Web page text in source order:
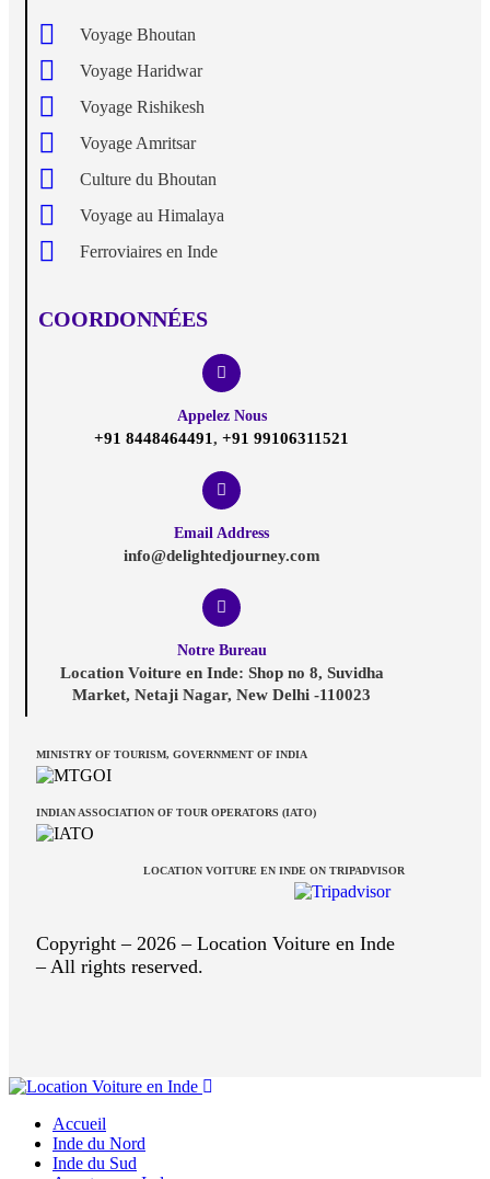
Voyage Bhoutan
Voyage Haridwar
Voyage Rishikesh
Voyage Amritsar
Culture du Bhoutan
Voyage au Himalaya
Ferroviaires en Inde
COORDONNÉES
Appelez Nous
+91 8448464491, +91 99106311521
Email Address
info@delightedjourney.com
Notre Bureau
Location Voiture en Inde: Shop no 8, Suvidha
Market, Netaji Nagar, New Delhi -110023
MINISTRY OF TOURISM, GOVERNMENT OF INDIA
INDIAN ASSOCIATION OF TOUR OPERATORS (IATO)
LOCATION VOITURE EN INDE ON TRIPADVISOR
Copyright – 2026 – Location Voiture en Inde
– All rights reserved.
Accueil
Inde du Nord
Inde du Sud